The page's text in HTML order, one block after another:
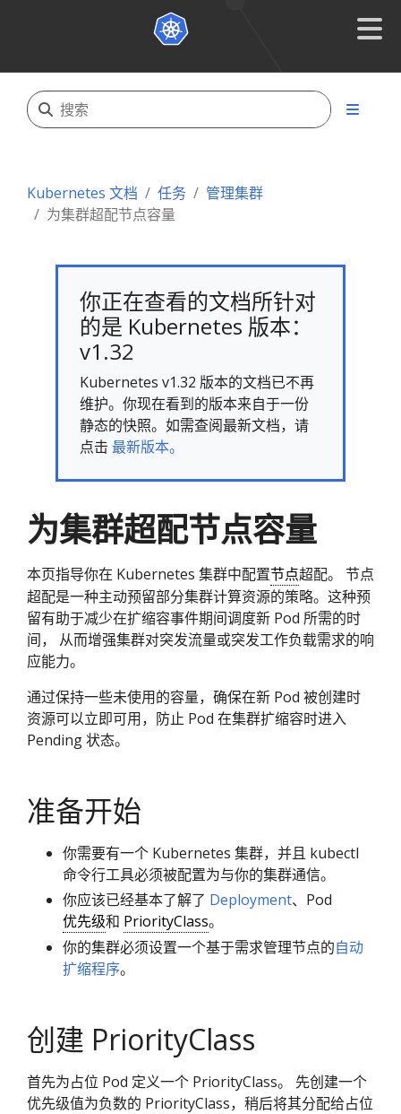
Kubernetes 文档 任务
管理集群
为集群超配节点容量
你正在查看的文档所针对
的是 Kubernetes 版本：
v1.32
Kubernetes v1.32 版本的文档已不再
维护。你现在看到的版本来自于一份
静态的快照。如需查阅最新文档，请
点击 最新版本。
为集群超配节点容量
本页指导你在 Kubernetes 集群中配置节点超配。 节点
超配是一种主动预留部分集群计算资源的策略。这种预
留有助于减少在扩缩容事件期间调度新 Pod 所需的时
间， 从而增强集群对突发流量或突发工作负载需求的响
应能力。
通过保持一些未使用的容量，确保在新 Pod 被创建时
资源可以立即可用，防止 Pod 在集群扩缩容时进入
Pending 状态。
准备开始
你需要有一个 Kubernetes 集群，并且 kubectl
命令行工具必须被配置为与你的集群通信。
你应该已经基本了解了 Deployment、Pod
优先级和 PriorityClass。
你的集群必须设置一个基于需求管理节点的自动
扩缩程序。
创建 PriorityClass
首先为占位 Pod 定义一个 PriorityClass。 先创建一个
优先级值为负数的 PriorityClass，稍后将其分配给占位